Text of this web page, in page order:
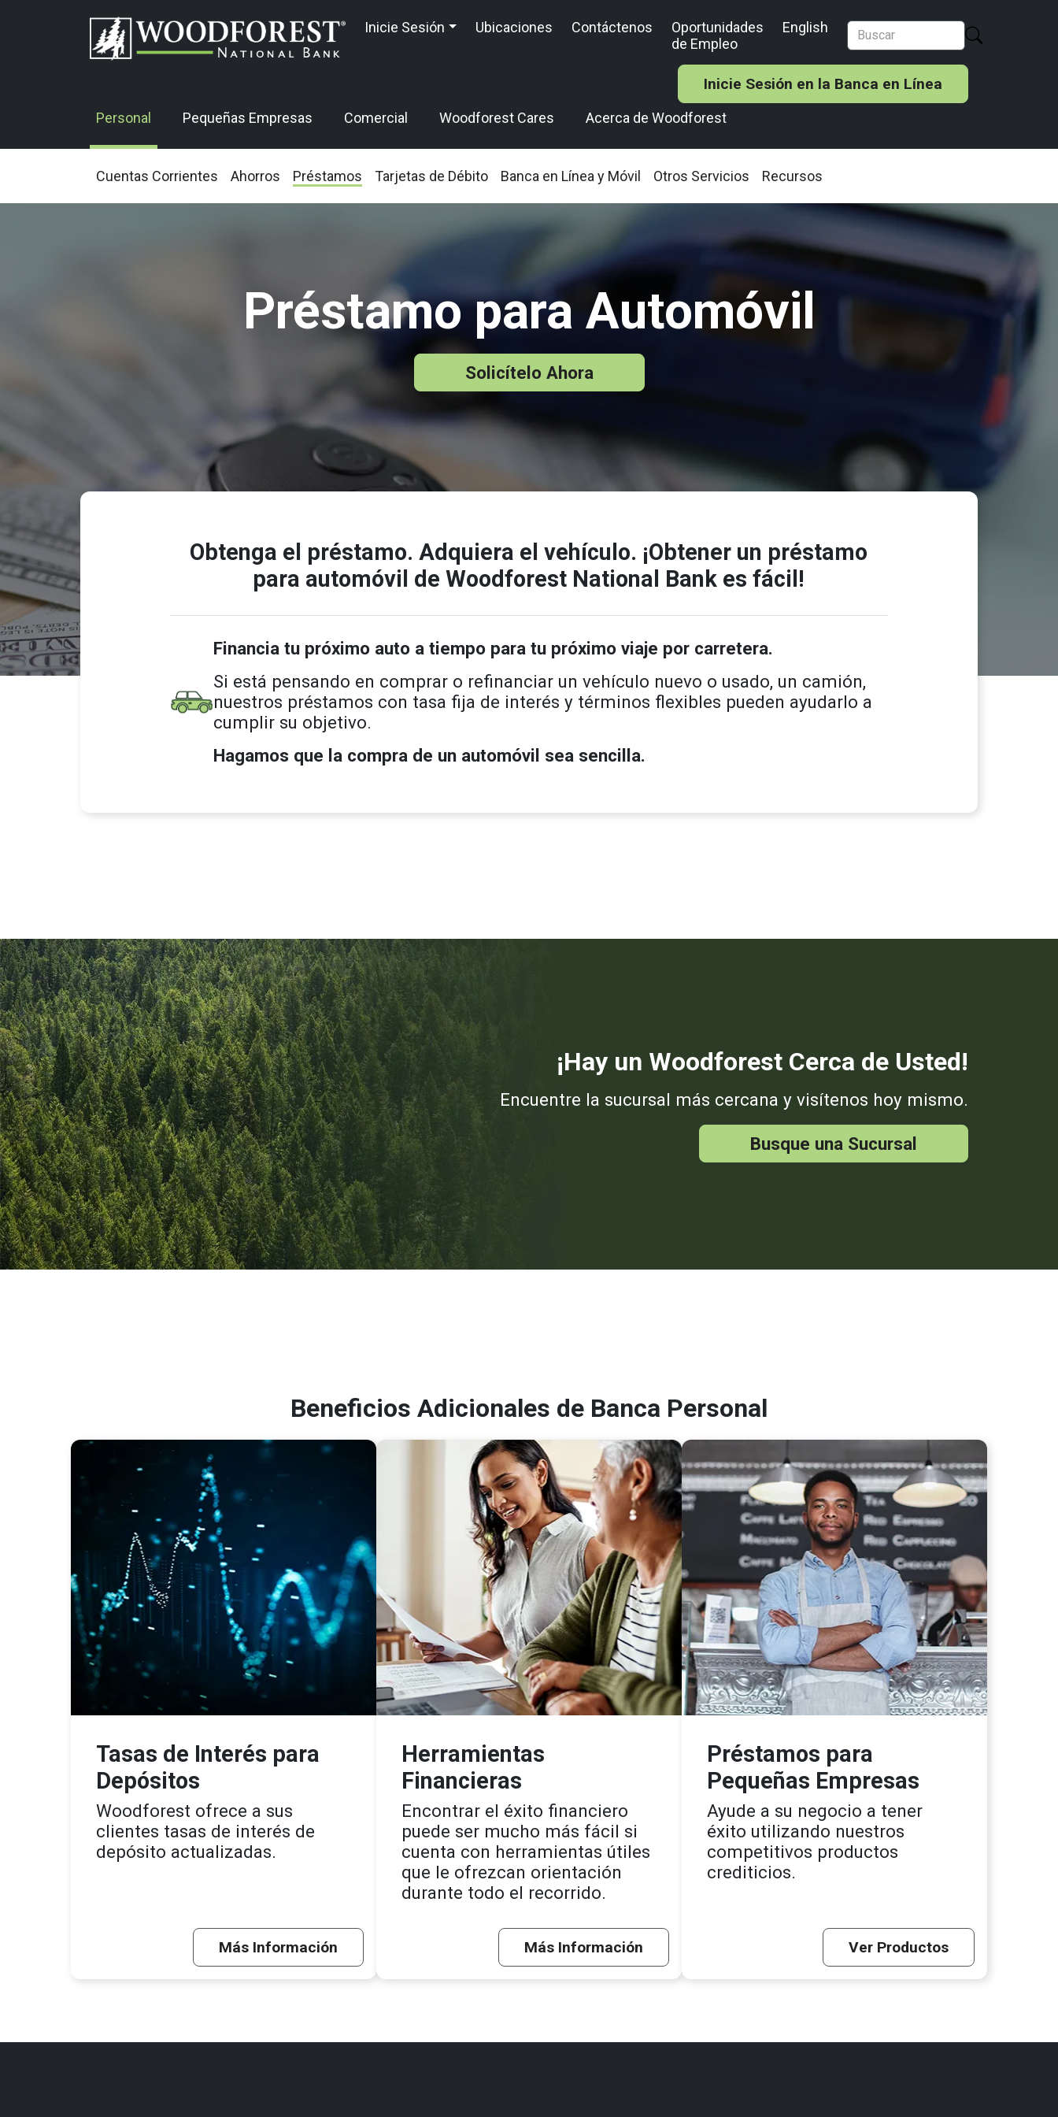
Inicie Sesión Ubicaciones Contáctenos
Oportunidades
de Empleo
English
Inicie Sesión en la Banca en Línea
Personal Pequeñas Empresas Comercial Woodforest Cares Acerca de Woodforest
Cuentas Corrientes Ahorros Préstamos Tarjetas de Débito Banca en Línea y Móvil Otros Servicios Recursos
Préstamo para Automóvil
Solicítelo Ahora
Obtenga el préstamo. Adquiera el vehículo. ¡Obtener un préstamo
para automóvil de Woodforest National Bank es fácil!
Financia tu próximo auto a tiempo para tu próximo viaje por carretera.
Si está pensando en comprar o refinanciar un vehículo nuevo o usado, un camión,
nuestros préstamos con tasa fija de interés y términos flexibles pueden ayudarlo a
cumplir su objetivo.
Hagamos que la compra de un automóvil sea sencilla.
¡Hay un Woodforest Cerca de Usted!
Encuentre la sucursal más cercana y visítenos hoy mismo.
Busque una Sucursal
Beneficios Adicionales de Banca Personal
Tasas de Interés para
Depósitos
Woodforest ofrece a sus
clientes tasas de interés de
depósito actualizadas.
Más Información
Herramientas
Financieras
Encontrar el éxito financiero
puede ser mucho más fácil si
cuenta con herramientas útiles
que le ofrezcan orientación
durante todo el recorrido.
Más Información
Préstamos para
Pequeñas Empresas
Ayude a su negocio a tener
éxito utilizando nuestros
competitivos productos
crediticios.
Ver Productos